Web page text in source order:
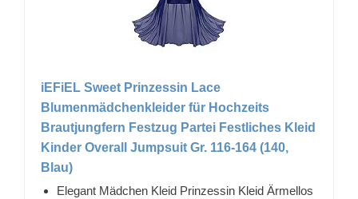
iEFiEL Sweet Prinzessin Lace
Blumenmädchenkleider für Hochzeits
Brautjungfern Festzug Partei Festliches Kleid
Kinder Overall Jumpsuit Gr. 116-164 (140,
Blau)
Elegant Mädchen Kleid Prinzessin Kleid Ärmellos